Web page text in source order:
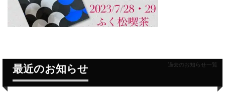
最近のお知らせ 過去のお知らせ一覧